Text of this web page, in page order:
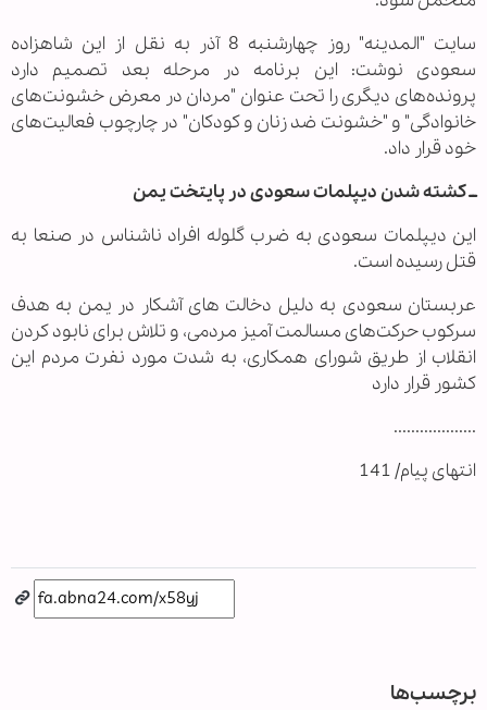
سایت "المدینه" روز چهارشنبه 8 آذر به نقل از این شاهزاده
سعودی نوشت: این برنامه در مرحله بعد تصمیم دارد
پرونده‌های دیگری را تحت عنوان "مردان در معرض خشونت‌های
خانوادگی" و "خشونت ضد زنان و کودکان" در چارچوب فعالیت‌های
خود قرار داد.
ــ کشته شدن دیپلمات سعودی در پایتخت یمن
این دیپلمات سعودی به ضرب گلوله افراد ناشناس در صنعا به
قتل رسیده است.
عربستان سعودی به دلیل دخالت های آشکار در یمن به هدف
سرکوب حرکت‌های مسالمت آمیز مردمی، و تلاش برای نابود کردن
انقلاب از طریق شورای همکاری، به شدت مورد نفرت مردم این
کشور قرار دارد
...................
انتهای پیام/ 141
برچسب‌ها